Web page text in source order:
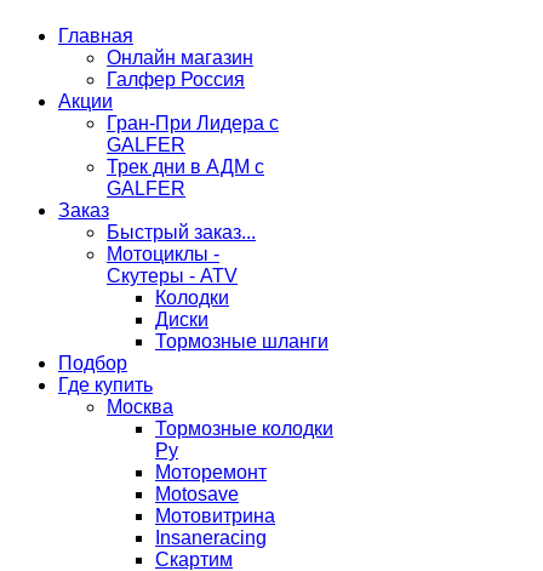
Главная
Онлайн магазин
Галфер Россия
Акции
Гран-При Лидера c
GALFER
Трек дни в АДМ с
GALFER
Заказ
Быстрый заказ...
Мотоциклы -
Скутеры - ATV
Колодки
Диски
Тормозные шланги
Подбор
Где купить
Москва
Тормозные колодки
Ру
Моторемонт
Motosave
Мотовитрина
Insaneracing
Скартим